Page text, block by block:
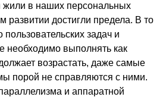
жили в наших персональных
развитии достигли предела. В то
задач и
необходимо выполнять как
возрастать, даже самые
порой не справляются с ними.
и аппаратной